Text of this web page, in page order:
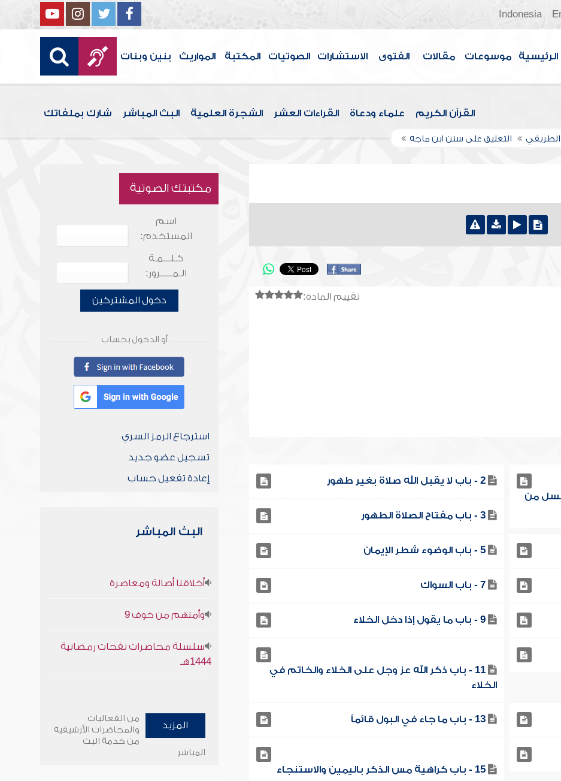
Indonesia
الرئيسية موسوعات مقالات الفتوى الاستشارات الصوتيات المكتبة المواريث بنين وبنات
القرآن الكريم علماء ودعاة القراءات العشر الشجرة العلمية البث المباشر شارك بملفاتك
الطريفي التعليق على سنن ابن ماجه
تقييم المادة:
من
2 - باب لا يقبل الله صلاة بغير طهور
3 - باب مفتاح الصلاة الطهور
5 - باب الوضوء شطر الإيمان
7 - باب السواك
9 - باب ما يقول إذا دخل الخلاء
11 - باب ذكر الله عز وجل على الخلاء والخاتم في
الخلاء
13 - باب ما جاء في البول قائماً
15 - باب كراهية مس الذكر باليمين والاستنجاء
مكتبتك الصوتية
اسم
المستخدم:
كـلـــمـة
الـمـــــرور:
دخول المشتركين
أو الدخول بحساب
استرجاع الرمز السري
تسجيل عضو جديد
إعادة تفعيل حساب
البث المباشر
أخلاقنا أصالة ومعاصرة
وأمنهم من خوف 9
سلسلة محاضرات نفحات رمضانية
1444هـ
المزيد
من الفعاليات
والمحاضرات الأرشيفية
من خدمة البث
المباشر